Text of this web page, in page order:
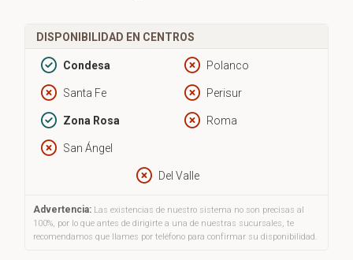
DISPONIBILIDAD EN CENTROS
Condesa Polanco
Santa Fe Perisur
Zona Rosa Roma
San Ángel
Del Valle
Advertencia: Las existencias de nuestro sistema no son precisas al
100%, por lo que antes de dirigirte a una de nuestras sucursales, te
recomendamos que llames por teléfono para confirmar su disponibilidad.